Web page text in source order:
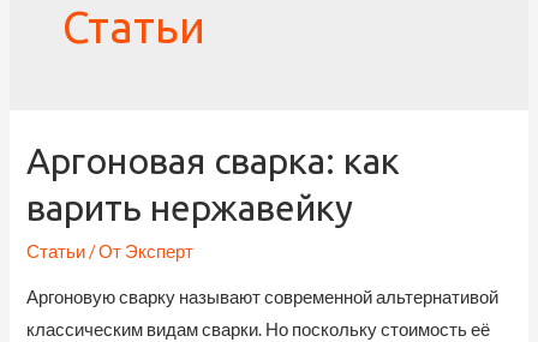
Статьи
Аргоновая сварка: как
варить нержавейку
Статьи/ От Эксперт
Аргоновую сварку называют современной альтернативой
классическим видам сварки. Но поскольку стоимость её